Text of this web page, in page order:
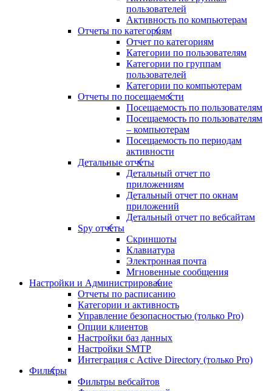
пользователей
Активность по компьютерам
Отчеты по категориям
Отчет по категориям
Категории по пользователям
Категории по группам
пользователей
Категории по компьютерам
Отчеты по посещаемости
Посещаемость по пользователям
Посещаемость по пользователям
– компьютерам
Посещаемость по периодам
активности
Детальные отчеты
Детальный отчет по
приложениям
Детальный отчет по окнам
приложений
Детальный отчет по вебсайтам
Spy отчеты
Скриншоты
Клавиатура
Электронная почта
Мгновенные сообщения
Настройки и Администрирование
Отчеты по расписанию
Категории и активность
Управление безопасностью (только Pro)
Опции клиентов
Настройки баз данных
Настройки SMTP
Интеграция с Active Directory (только Pro)
Фильтры
Фильтры вебсайтов